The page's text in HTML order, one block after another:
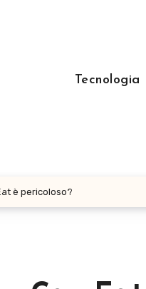
Tecnologia
è pericoloso?